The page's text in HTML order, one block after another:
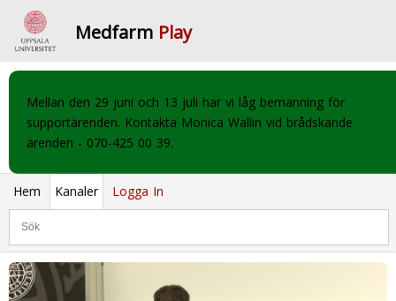
Medfarm Play
Mellan den 29 juni och 13 juli har vi låg bemanning för
supportärenden. Kontakta Monica Wallin vid brådskande
ärenden - 070-425 00 39.
Hem Kanaler Logga In